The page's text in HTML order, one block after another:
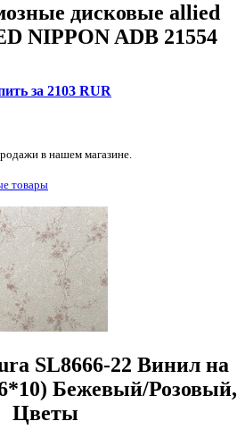
дисковые allied
NIPPON ADB 21554
за 2103 RUR
в нашем магазине.
товары
SL8666-22 Винил на
Бежевый/Розовый,
Цветы